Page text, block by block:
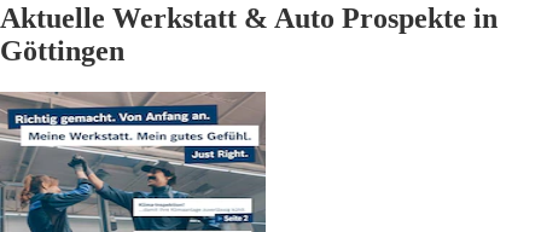
Aktuelle Werkstatt & Auto Prospekte in
Göttingen